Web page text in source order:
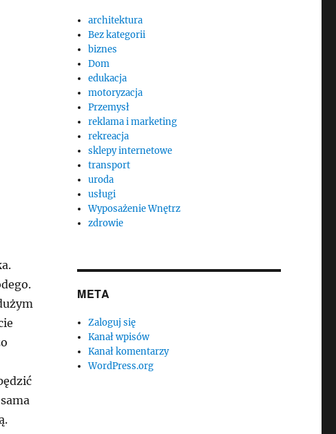
architektura
Bez kategorii
biznes
Dom
edukacja
motoryzacja
Przemysł
reklama i marketing
rekreacja
sklepy internetowe
transport
uroda
usługi
Wyposażenie Wnętrz
zdrowie
META
Zaloguj się
Kanał wpisów
Kanał komentarzy
WordPress.org